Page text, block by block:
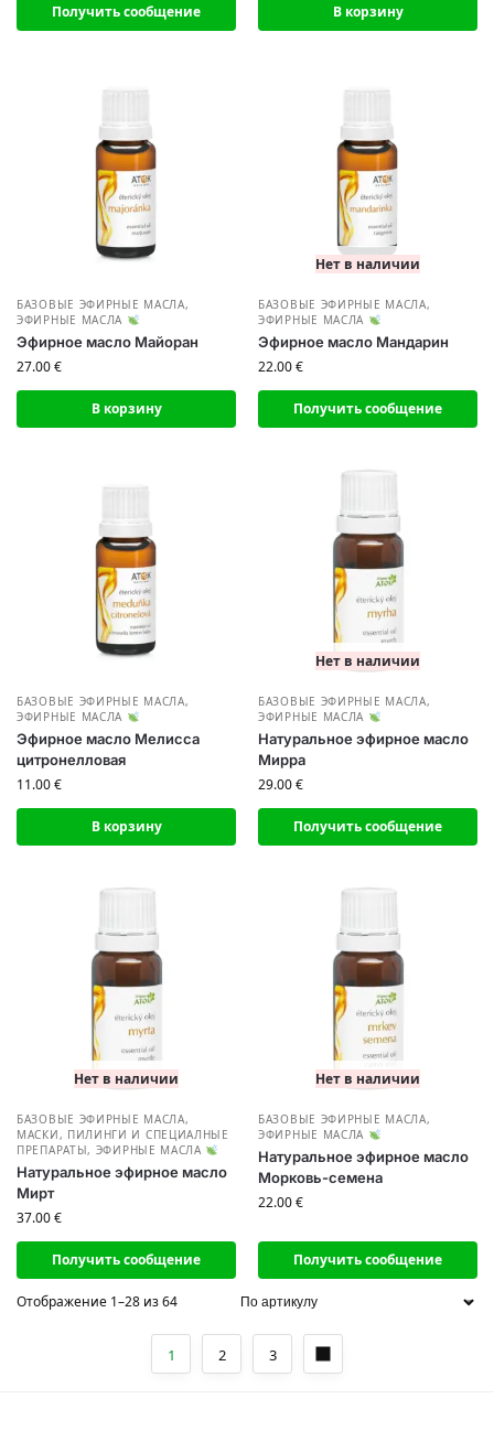
Получить сообщение В корзину
БАЗОВЫЕ ЭФИРНЫЕ МАСЛА,
ЭФИРНЫЕ МАСЛА
Эфирное масло Майоран
27.00€
В корзину
Нет в наличии
БАЗОВЫЕ ЭФИРНЫЕ МАСЛА,
ЭФИРНЫЕ МАСЛА
Эфирное масло Мандарин
22.00€
Получить сообщение
БАЗОВЫЕ ЭФИРНЫЕ МАСЛА,
ЭФИРНЫЕ МАСЛА
Эфирное масло Мелисса
цитронелловая
11.00€
В корзину
Нет в наличии
БАЗОВЫЕ ЭФИРНЫЕ МАСЛА,
ЭФИРНЫЕ МАСЛА
Натуральное эфирное масло
Мирра
29.00€
Получить сообщение
Нет в наличии
БАЗОВЫЕ ЭФИРНЫЕ МАСЛА,
МАСКИ, ПИЛИНГИ И СПЕЦИАЛНЫЕ
ПРЕПАРАТЫ, ЭФИРНЫЕ МАСЛА
Натуральное эфирное масло
Мирт
37.00€
Получить сообщение
Нет в наличии
БАЗОВЫЕ ЭФИРНЫЕ МАСЛА,
ЭФИРНЫЕ МАСЛА
Натуральное эфирное масло
Морковь-семена
22.00€
Получить сообщение
Отображение 1–28 из 64
1 2 3